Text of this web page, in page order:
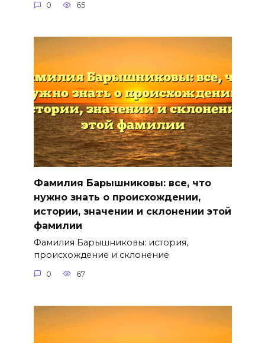
0 65
Фамилия Барышниковы: все, что
нужно знать о происхождении,
истории, значении и склонении этой
фамилии
Фамилия Барышниковы: история,
происхождение и склонение
0 67